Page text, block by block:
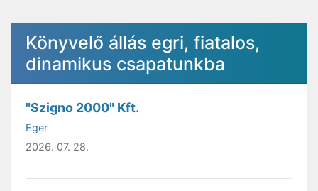
Könyvelő állás egri, fiatalos,
dinamikus csapatunkba
"Szigno 2000" Kft.
Eger
2026. 07. 28.